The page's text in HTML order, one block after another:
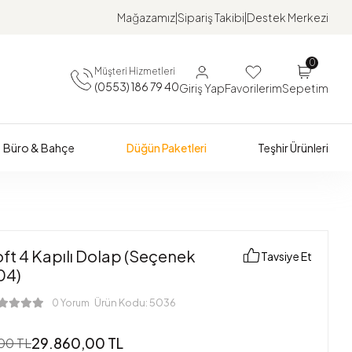
MağazamızSipariş Takibi Destek Merkezi
Müşteri Hizmetleri
(0553) 186 79 40Giriş YapFavorilerim
0
Sepetim
Büro & Bahçe Düğün Paketleri Teşhir Ürünleri
4 Kapılı Dolap (Seçenek
0 Yorum Ürün Kodu: 5036
Tavsiye Et
TL29.860,00 TL